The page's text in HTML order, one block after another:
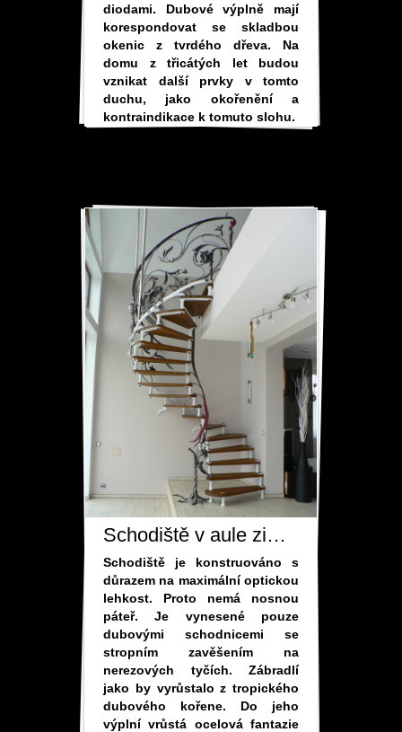
diodami. Dubové výplně mají
korespondovat se skladbou
okenic z tvrdého dřeva. Na
domu z třicátých let budou
vznikat další prvky v tomto
duchu, jako okořenění a
kontraindikace k tomuto slohu.
Schodiště v aule zimní zahrady
Schodiště je konstruováno s
důrazem na maximální optickou
lehkost. Proto nemá nosnou
páteř. Je vynesené pouze
dubovými schodnicemi se
stropním zavěšením na
nerezových tyčích. Zábradlí
jako by vyrůstalo z tropického
dubového kořene. Do jeho
výplní vrůstá ocelová fantazie